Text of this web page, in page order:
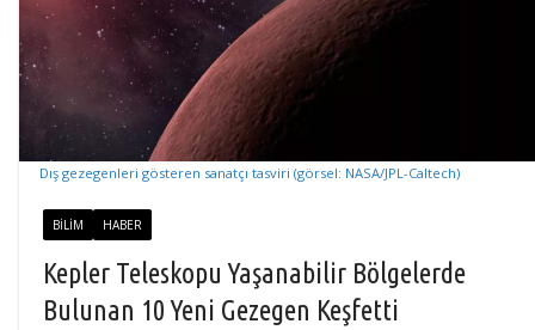
Dış gezegenleri gösteren sanatçı tasviri (görsel: NASA/JPL-Caltech)
BILIM HABER
Kepler Teleskopu Yaşanabilir Bölgelerde
Bulunan 10 Yeni Gezegen Keşfetti